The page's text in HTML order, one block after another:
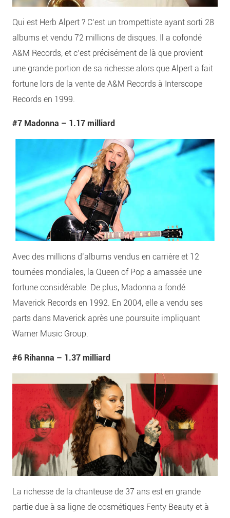
Qui est Herb Alpert ? C’est un trompettiste ayant sorti 28
albums et vendu 72 millions de disques. Il a cofondé
A&M Records, et c’est précisément de là que provient
une grande portion de sa richesse alors que Alpert a fait
fortune lors de la vente de A&M Records à Interscope
Records en 1999.
#7 Madonna – 1.17 milliard
Avec des millions d’albums vendus en carrière et 12
tournées mondiales, la Queen of Pop a amassée une
fortune considérable. De plus, Madonna a fondé
Maverick Records en 1992. En 2004, elle a vendu ses
parts dans Maverick après une poursuite impliquant
Warner Music Group.
#6 Rihanna – 1.37 milliard
La richesse de la chanteuse de 37 ans est en grande
partie due à sa ligne de cosmétiques Fenty Beauty et à